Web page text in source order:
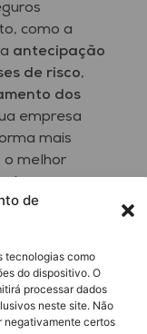
de
tecnologias como
do dispositivo. O
processar dados
neste site. Não
negativamente certos
como a
antecipação
de risco,
dos
empresa
mais
o melhor
seus
crédito